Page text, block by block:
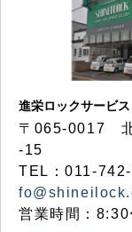
進栄ロックサービス
〒065-0017 北
-15
TEL：011-
営業時間：